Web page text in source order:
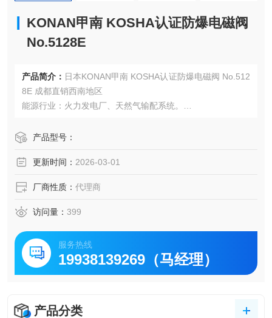
KONAN甲南 KOSHA认证防爆电磁阀
No.5128E
产品简介： 日本KONAN甲南 KOSHA认证防爆电磁阀 No.512
8E 成都直销西南地区
能源行业：火力发电厂、天然气输配系统。
冶金与制造：高温炉窑的介质调节。
产品型号：
更新时间： 2026-03-01
厂商性质： 代理商
访问量： 399
服务热线
19938139269（马经理）
产品分类